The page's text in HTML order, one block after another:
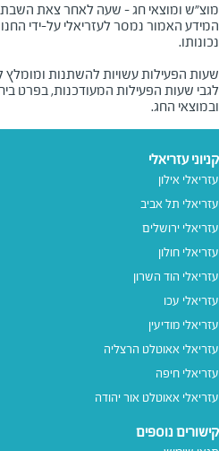
מוצ"ש ומוצאי חג - שעה לאחר צאת השבת/
המידע האמור נמסר לעזריאלי על-ידי
שעות הפעילות עשויות להשתנות ומומלץ
לגבי שעות הפעילות המעודכנות, בפרט
ובמוצאי החג.
קניוני עזריאלי
עזריאלי אילון
עזריאלי תל אביב
עזריאלי ירושלים
עזריאלי חולון
עזריאלי הוד השרון
עזריאלי עכו
עזריאלי מודיעין
עזריאלי אאוטלט הרצליה
עזריאלי חיפה
עזריאלי אאוטלט אור יהודה
קישורים נוספים